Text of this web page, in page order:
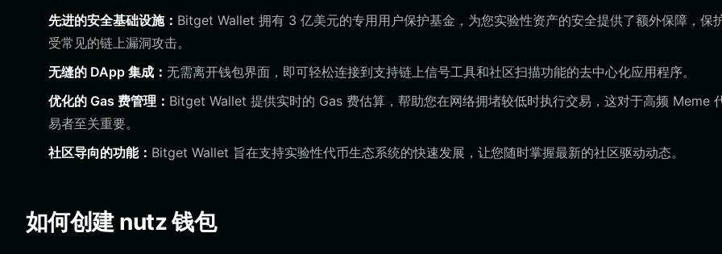
先进的安全基础设施： Bitget Wallet 拥有 3 亿美元的专用用户保护基金，为您实验性资产的安全提供了额外保障，保
受常见的链上漏洞攻击。
无缝的 DApp 集成： 无需离开钱包界面，即可轻松连接到支持链上信号工具和社区扫描功能的去中心化应用程序。
优化的 Gas 费管理： Bitget Wallet 提供实时的 Gas 费估算，帮助您在网络拥堵较低时执行交易，这对于高频 Meme
易者至关重要。
社区导向的功能： Bitget Wallet 旨在支持实验性代币生态系统的快速发展，让您随时掌握最新的社区驱动动态。
如何创建 nutz 钱包